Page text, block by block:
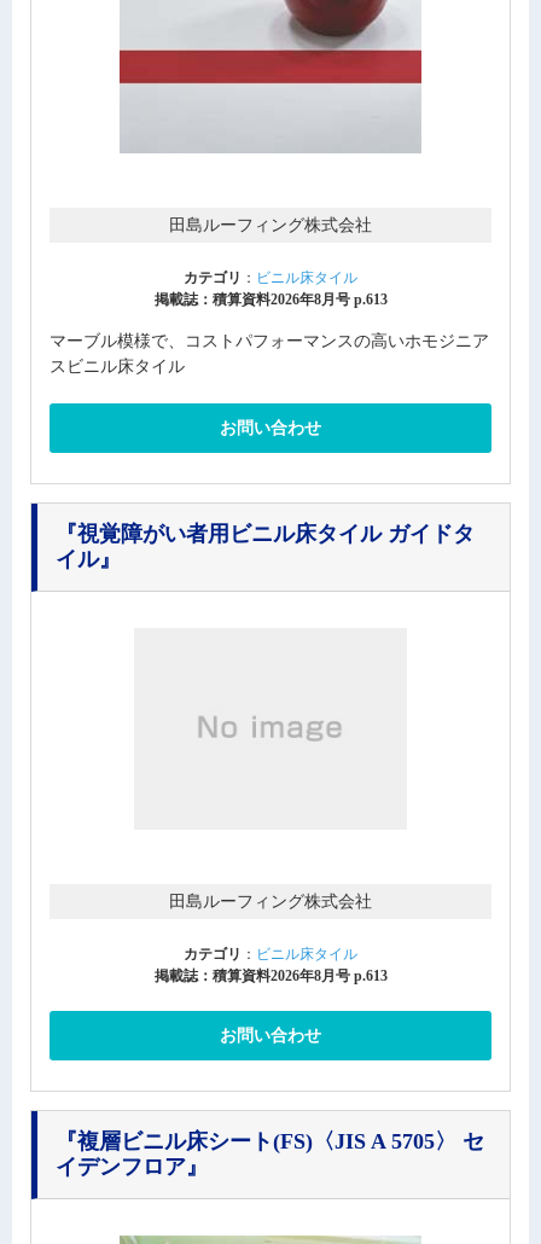
田島ルーフィング株式会社
カテゴリ ： ビニル床タイル
掲載誌：積算資料2026年8月号 p.613
マーブル模様で、コストパフォーマンスの高いホモジニア
スビニル床タイル
お問い合わせ
『視覚障がい者用ビニル床タイル ガイドタ
イル』
田島ルーフィング株式会社
カテゴリ ： ビニル床タイル
掲載誌：積算資料2026年8月号 p.613
お問い合わせ
『複層ビニル床シート(FS)〈JIS A 5705〉 セ
イデンフロア』